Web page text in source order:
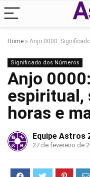
Home » Anjo 0000:
Significado dos Números
Anjo
espiritual,
horas e
Equipe Astros
27 de fevereiro de